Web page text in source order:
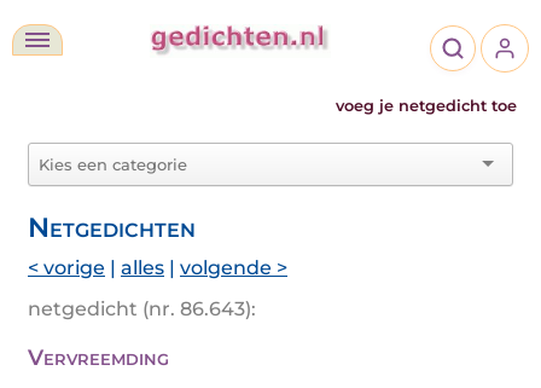
voeg je netgedicht toe
Netgedichten
< vorige | alles | volgende >
netgedicht (nr. 86.643):
Vervreemding